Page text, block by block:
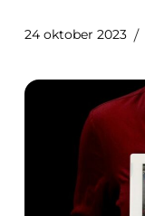
24 oktober 2023